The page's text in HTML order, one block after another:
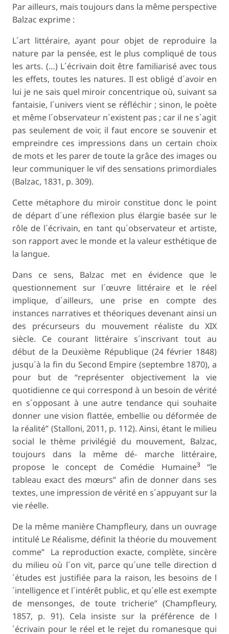
Par ailleurs, mais toujours dans la même perspective
Balzac exprime :
L´art littéraire, ayant pour objet de reproduire la
nature par la pensée, est le plus compliqué de tous
les arts. (…) L´écrivain doit être familiarisé avec tous
les effets, toutes les natures. Il est obligé d´avoir en
lui je ne sais quel miroir concentrique où, suivant sa
fantaisie, l´univers vient se réfléchir ; sinon, le poète
et même l´observateur n´existent pas ; car il ne s´agit
pas seulement de voir, il faut encore se souvenir et
empreindre ces impressions dans un certain choix
de mots et les parer de toute la grâce des images ou
leur communiquer le vif des sensations primordiales
(Balzac, 1831, p. 309).
Cette métaphore du miroir constitue donc le point
de départ d´une réflexion plus élargie basée sur le
rôle de l´écrivain, en tant qu´observateur et artiste,
son rapport avec le monde et la valeur esthétique de
la langue.
Dans ce sens, Balzac met en évidence que le
questionnement sur l´œuvre littéraire et le réel
implique, d´ailleurs, une prise en compte des
instances narratives et théoriques devenant ainsi un
des précurseurs du mouvement réaliste du XIX
siècle. Ce courant littéraire s´inscrivant tout au
début de la Deuxième République (24 février 1848)
jusqu´à la fin du Second Empire (septembre 1870), a
pour but de “représenter objectivement la vie
quotidienne ce qui correspond à un besoin de vérité
en s´opposant à une autre tendance qui souhaite
donner une vision flattée, embellie ou déformée de
la réalité” (Stalloni, 2011, p. 112). Ainsi, étant le milieu
social le thème privilégié du mouvement, Balzac,
toujours dans la même dé- marche littéraire,
propose le concept de Comédie Humaine3“le
tableau exact des mœurs” afin de donner dans ses
textes, une impression de vérité en s´appuyant sur la
vie réelle.
De la même manière Champfleury, dans un ouvrage
intitulé Le Réalisme, définit la théorie du mouvement
comme” La reproduction exacte, complète, sincère
du milieu où l´on vit, parce qu´une telle direction d
´études est justifiée para la raison, les besoins de l
´intelligence et l´intérêt public, et qu´elle est exempte
de mensonges, de toute tricherie” (Champfleury,
1857, p. 91). Cela insiste sur la préférence de l
´écrivain pour le réel et le rejet du romanesque qui